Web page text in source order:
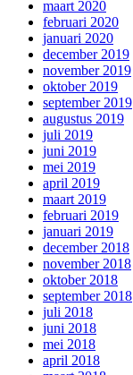
maart 2020
februari 2020
januari 2020
december 2019
november 2019
oktober 2019
september 2019
augustus 2019
juli 2019
juni 2019
mei 2019
april 2019
maart 2019
februari 2019
januari 2019
december 2018
november 2018
oktober 2018
september 2018
juli 2018
juni 2018
mei 2018
april 2018